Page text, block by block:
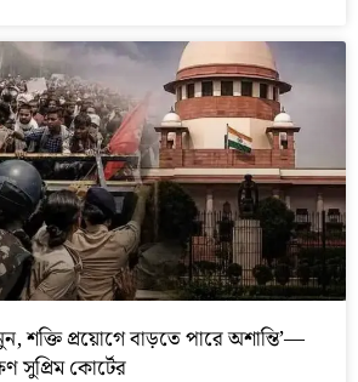
শক্তি প্রয়োগে বাড়তে পারে অশান্তি’—
সুপ্রিম কোর্টের